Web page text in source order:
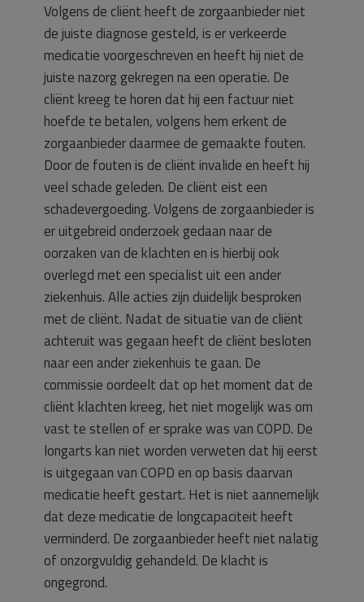
Volgens de cliënt heeft de zorgaanbieder niet
de juiste diagnose gesteld, is er verkeerde
medicatie voorgeschreven en heeft hij niet de
juiste nazorg gekregen na een operatie. De
cliënt kreeg te horen dat hij een factuur niet
hoefde te betalen, volgens hem erkent de
zorgaanbieder daarmee de gemaakte fouten.
Door de fouten is de cliënt invalide en heeft hij
veel schade geleden. De cliënt eist een
schadevergoeding. Volgens de zorgaanbieder is
er uitgebreid onderzoek gedaan naar de
oorzaken van de klachten en is hierbij ook
overlegd met een specialist uit een ander
ziekenhuis. Alle acties zijn duidelijk besproken
met de cliënt. Nadat de situatie van de cliënt
achteruit was gegaan heeft de cliënt besloten
naar een ander ziekenhuis te gaan. De
commissie oordeelt dat op het moment dat de
cliënt klachten kreeg, het niet mogelijk was om
vast te stellen of er sprake was van COPD. De
longarts kan niet worden verweten dat hij eerst
is uitgegaan van COPD en op basis daarvan
medicatie heeft gestart. Het is niet aannemelijk
dat deze medicatie de longcapaciteit heeft
verminderd. De zorgaanbieder heeft niet nalatig
of onzorgvuldig gehandeld. De klacht is
ongegrond.